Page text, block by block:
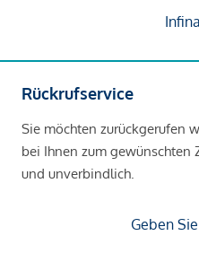
Rückrufservice
Sie möchten zurückgerufen
bei Ihnen zum
und unverbindlich.
Geben